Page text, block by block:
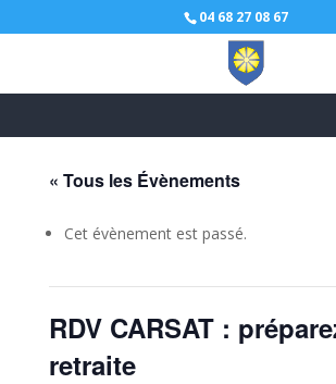
04 68 27 08 67
« Tous les Évènements
Cet évènement est passé.
RDV CARSAT :
retraite